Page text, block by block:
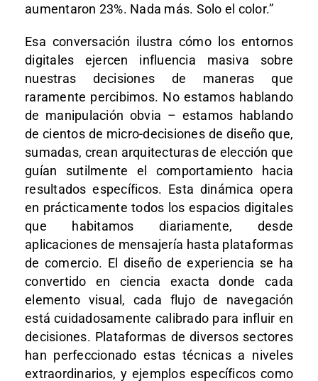
aumentaron 23%. Nada más. Solo el color.”
Esa conversación ilustra cómo los entornos
digitales ejercen influencia masiva sobre
nuestras decisiones de maneras que
raramente percibimos. No estamos hablando
de manipulación obvia – estamos hablando
de cientos de micro-decisiones de diseño que,
sumadas, crean arquitecturas de elección que
guían sutilmente el comportamiento hacia
resultados específicos. Esta dinámica opera
en prácticamente todos los espacios digitales
que habitamos diariamente, desde
aplicaciones de mensajería hasta plataformas
de comercio. El diseño de experiencia se ha
convertido en ciencia exacta donde cada
elemento visual, cada flujo de navegación
está cuidadosamente calibrado para influir en
decisiones. Plataformas de diversos sectores
han perfeccionado estas técnicas a niveles
extraordinarios, y ejemplos específicos como